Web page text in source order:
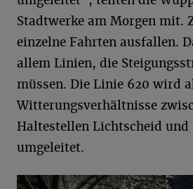
Stadtwerke am Morgen mit.
einzelne Fahrten ausfallen.
allem Linien, die
müssen. Die Linie 620 wird
Witterungsverhältnisse
Haltestellen Lichtscheid
umgeleitet.